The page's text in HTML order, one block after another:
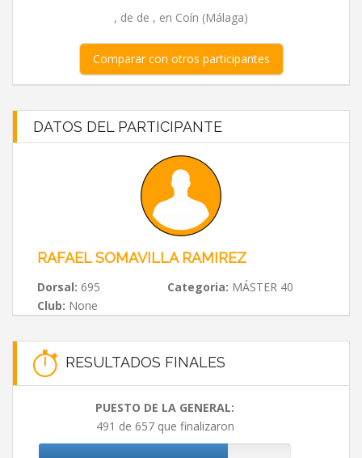
, de de , en Coín (Málaga)
Comparar con otros participantes
DATOS DEL PARTICIPANTE
RAFAEL SOMAVILLA RAMIREZ
Dorsal: 695 Categoria: MÁSTER 40
Club: None
RESULTADOS FINALES
PUESTO DE LA GENERAL:
491 de 657 que finalizaron